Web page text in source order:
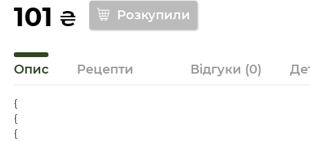
101 ₴
Опис Рецепти Відгуки (0)
{
{
{